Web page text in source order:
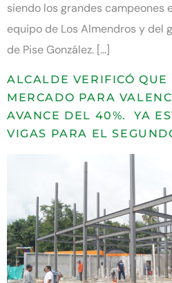
siendo los grandes campeones
equipo de Los Almendros y del
de Pise González. […]
ALCALDE VERIFICÓ
MERCADO PARA
AVANCE DEL 40%. YA
VIGAS PARA EL